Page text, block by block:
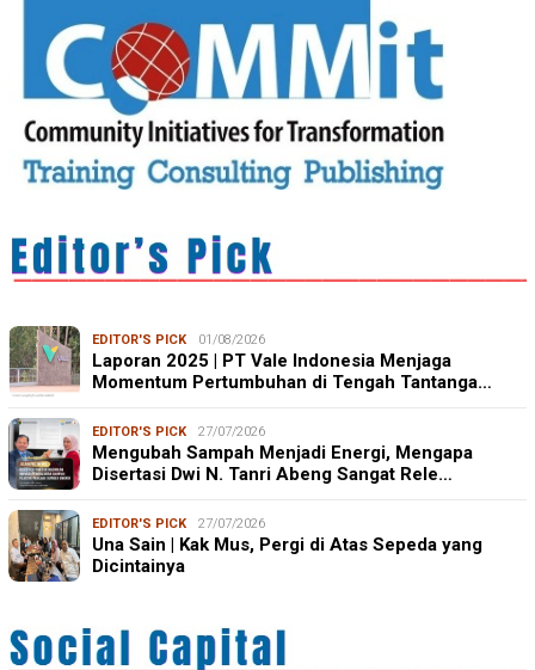
EDITOR'S PICK 01/08/2026
Laporan 2025 | PT Vale Indonesia Menjaga
Momentum Pertumbuhan di Tengah Tantanga…
EDITOR'S PICK 27/07/2026
Mengubah Sampah Menjadi Energi, Mengapa
Disertasi Dwi N. Tanri Abeng Sangat Rele…
EDITOR'S PICK 27/07/2026
Una Sain | Kak Mus, Pergi di Atas Sepeda yang
Dicintainya